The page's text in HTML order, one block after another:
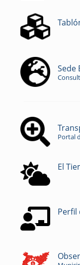
Sede
Portal
El
Perfil